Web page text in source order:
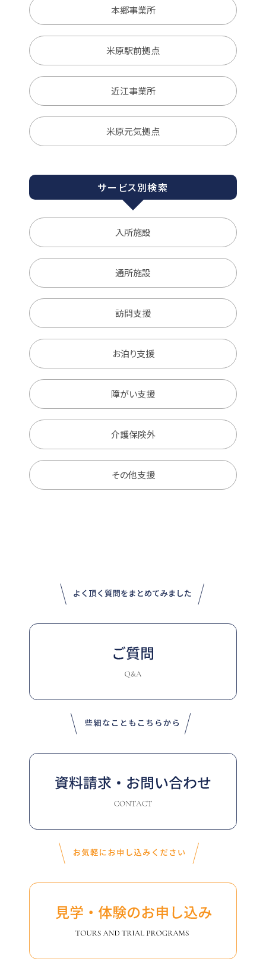
本郷事業所
米原駅前拠点
近江事業所
米原元気拠点
サービス別検索
入所施設
通所施設
訪問支援
お泊り支援
障がい支援
介護保険外
その他支援